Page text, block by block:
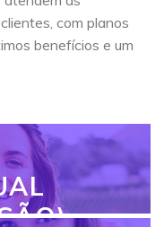
com planos
benefícios e um